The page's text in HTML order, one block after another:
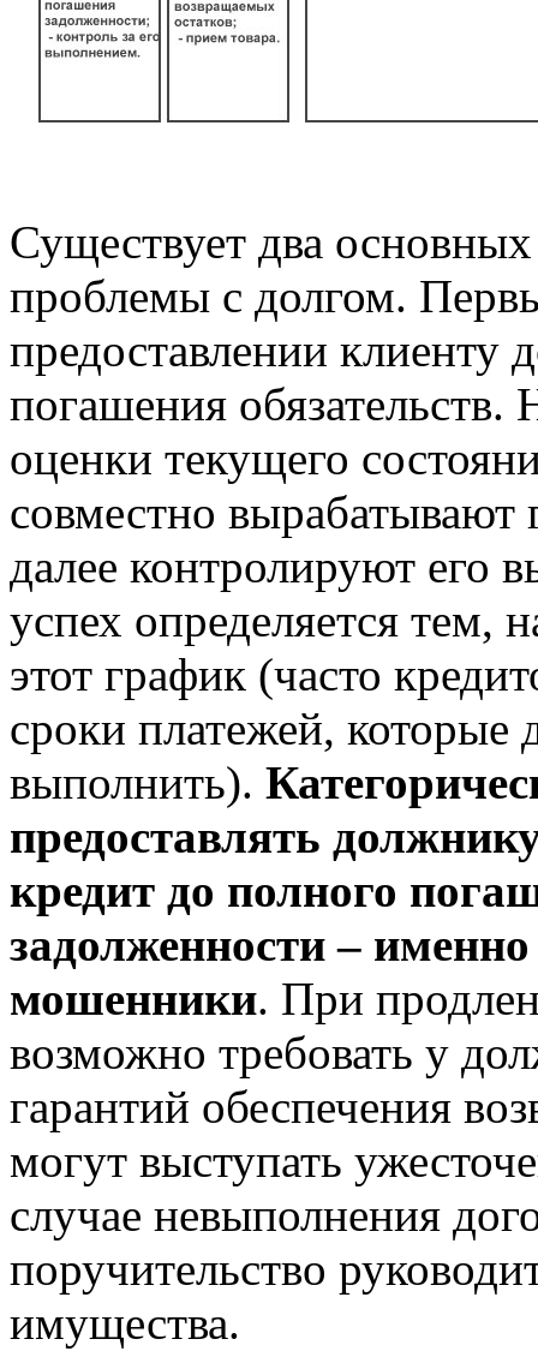
Существует два
проблемы с долгом.
предоставлении клиенту
погашения
оценки текущего
совместно вырабатывают
далее контролируют его
успех определяется тем,
этот график (часто
сроки платежей, которые
выполнить).
предоставлять
кредит до полного
задолженности –
мошенники. При
возможно требовать у
гарантий обеспечения
могут выступать
случае невыполнения
поручительство
имущества.